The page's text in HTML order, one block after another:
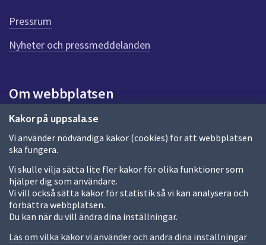
Kakor på uppsala.se
Vi använder nödvändiga kakor (cookies) för att webbplatsen
ska fungera.
Vi skulle vilja sätta lite fler kakor för olika funktioner som
hjälper dig som användare.
Vi vill också sätta kakor för statistik så vi kan analysera och
förbättra webbplatsen.
Du kan när du vill ändra dina inställningar.
Läs om vilka kakor vi använder och ändra dina inställningar
e
n
n
a
d
a
Pressrum
Nyheter och pressmeddelanden
Om webbplatsen
Om webbplatsen
Allmänna handlingar och diarium
Behandling av personuppgifter
Kakor
Språk (other languages)
Tillgänglighetsredogörelse